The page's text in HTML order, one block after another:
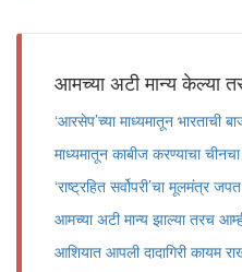
आमच्या अटी मान्य केल्या
‘आरसेप’च्या माध्यमातून भारताची
माध्यमातून काबीज करण्याचा
‘राष्ट्रहित सर्वोपरी’चा मूलमंत्र
आमच्या अटी मान्य झाल्या तरच
आशियात आपली दादागिरी कायम